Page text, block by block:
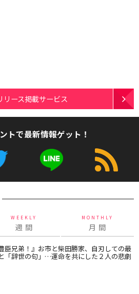
リース掲載サービス
トで最新情報ゲット！
WEEKLY
週 間
MONTHLY
月 間
豊臣兄弟！』お市と柴田勝家、自刃しての最
「辞世の句」…運命を共にした２人の悲劇